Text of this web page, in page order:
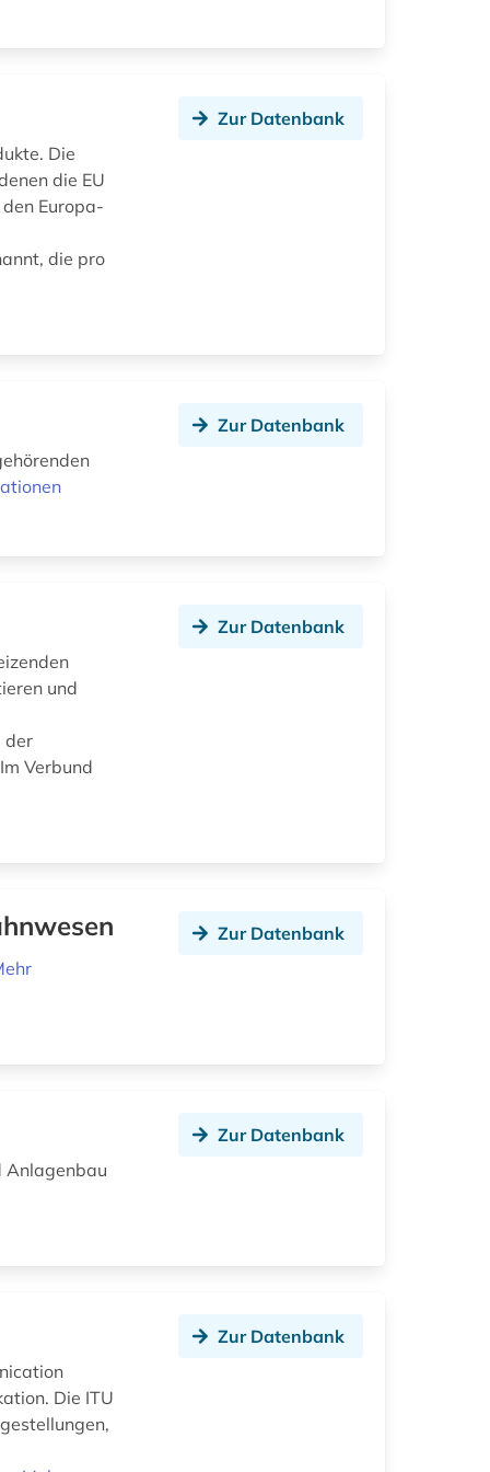
Die
die EU
Europa-
die pro
Zur Datenbank
Zur Datenbank
und
der
Verbund
Zur Datenbank
Zur Datenbank
Anlagenbau
Zur Datenbank
Die ITU
Zur Datenbank